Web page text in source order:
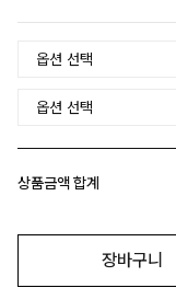
상품금액 합계
장바구니